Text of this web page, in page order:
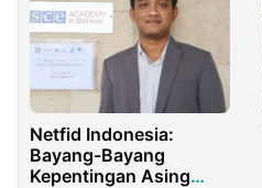
Netfid Indonesia:
Bayang-Bayang
Kepentingan Asing